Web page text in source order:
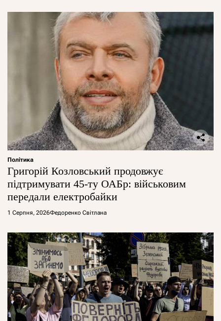
Політика
Григорій Козловський продовжує
підтримувати 45-ту ОАБр: військовим
передали електробайки
1 Серпня, 2026Федоренко Світлана